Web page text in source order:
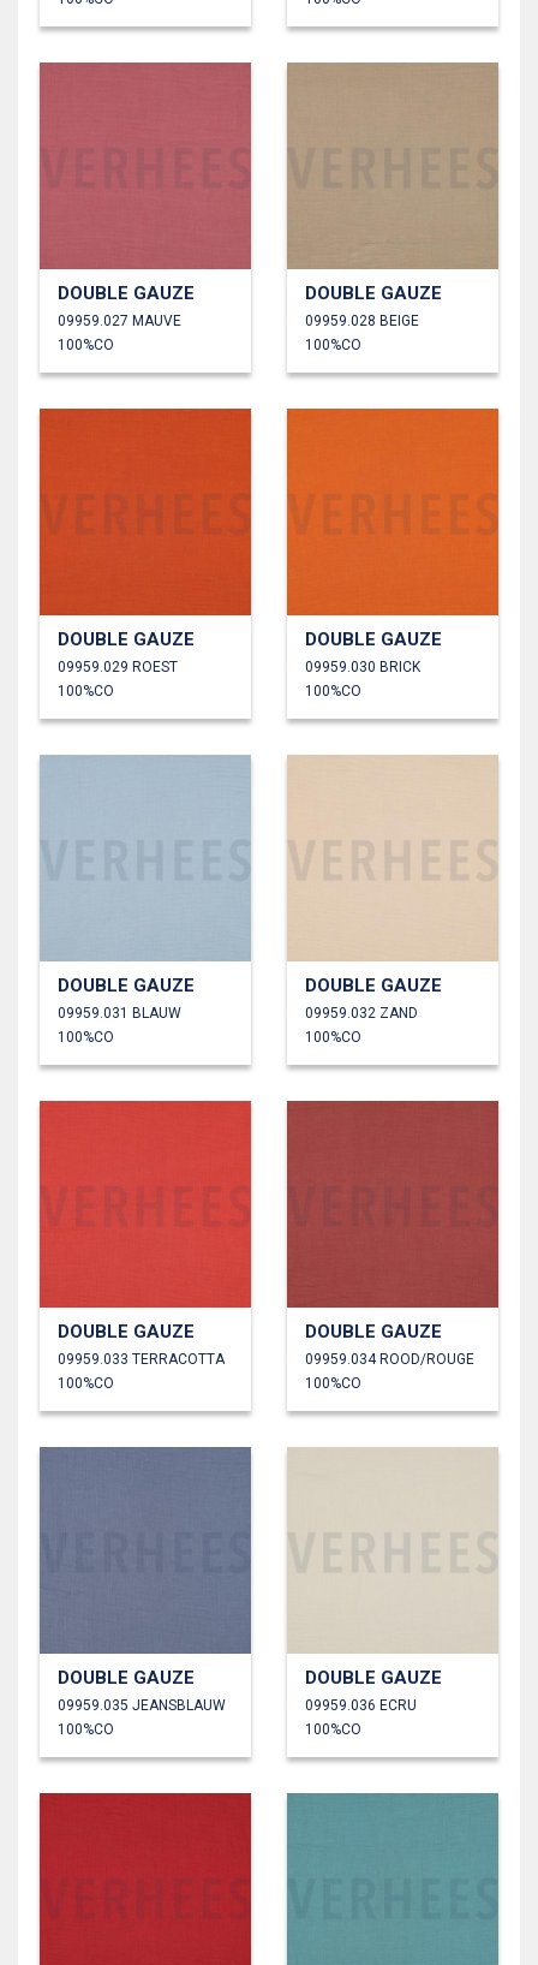
DOUBLE GAUZE
09959.027 MAUVE
100%CO
DOUBLE GAUZE
09959.028 BEIGE
100%CO
DOUBLE GAUZE
09959.029 ROEST
100%CO
DOUBLE GAUZE
09959.030 BRICK
100%CO
DOUBLE GAUZE
09959.031 BLAUW
100%CO
DOUBLE GAUZE
09959.032 ZAND
100%CO
DOUBLE GAUZE
09959.033 TERRACOTTA
100%CO
DOUBLE GAUZE
09959.034 ROOD/ROUGE
100%CO
DOUBLE GAUZE
09959.035 JEANSBLAUW
100%CO
DOUBLE GAUZE
09959.036 ECRU
100%CO